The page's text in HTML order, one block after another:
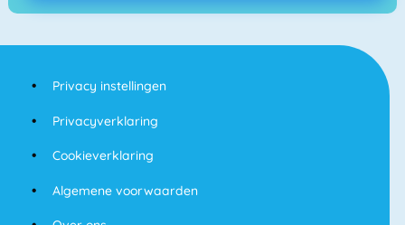
Privacy instellingen
Privacyverklaring
Cookieverklaring
Algemene voorwaarden